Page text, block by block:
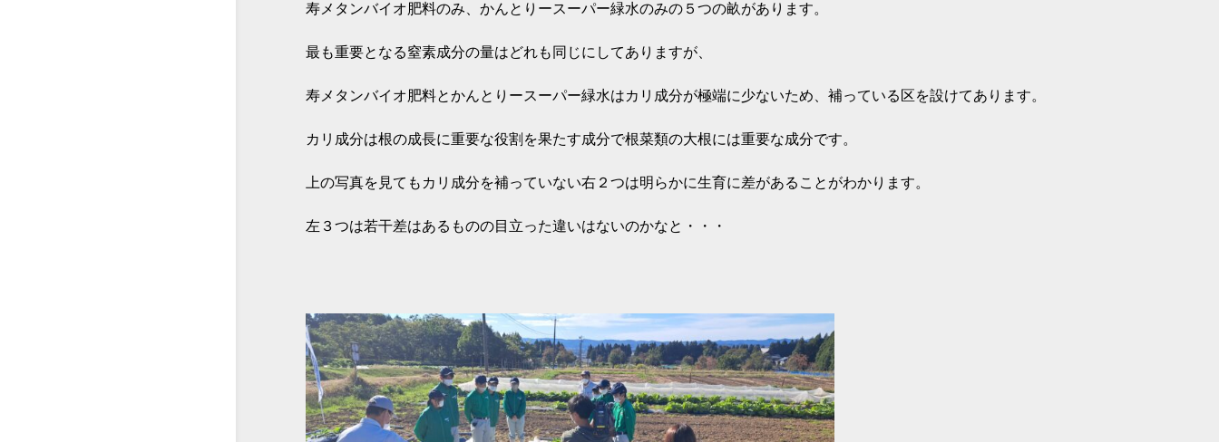
寿メタンバイオ肥料のみ、かんとりースーパー緑水のみの５つの畝があります。
最も重要となる窒素成分の量はどれも同じにしてありますが、
寿メタンバイオ肥料とかんとりースーパー緑水はカリ成分が極端に少ないため、補っている区を設けてあります。
カリ成分は根の成長に重要な役割を果たす成分で根菜類の大根には重要な成分です。
上の写真を見てもカリ成分を補っていない右２つは明らかに生育に差があることがわかります。
左３つは若干差はあるものの目立った違いはないのかなと・・・